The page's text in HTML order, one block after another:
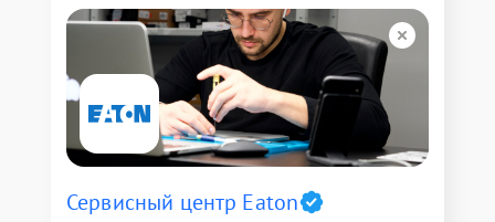
Сервисный центр Eaton